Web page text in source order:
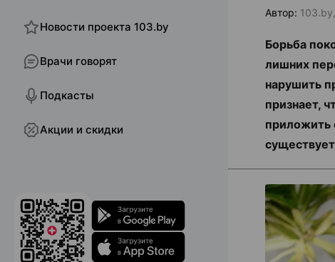
Новости проекта 103.by
Врачи говорят
Подкасты
Акции и скидки
Автор:
Борьба
лишних
нарушить
признает,
приложить